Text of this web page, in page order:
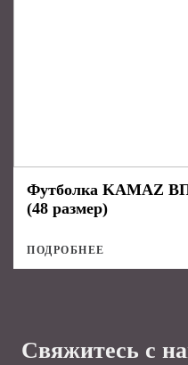
Футболка KAMAZ
(48 размер)
ПОДРОБНЕЕ
Свяжитесь с